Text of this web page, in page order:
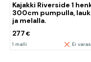
Kajakki Riverside 1
300cm pumpulla,
ja melalla.
277 €
1 malli Ei